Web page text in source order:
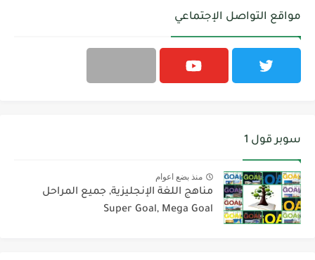
مواقع التواصل الإجتماعي
سوبر قول 1
منذ بضع اعوام
مناهج اللغة الإنجليزية, جميع المراحل
Super Goal, Mega Goal